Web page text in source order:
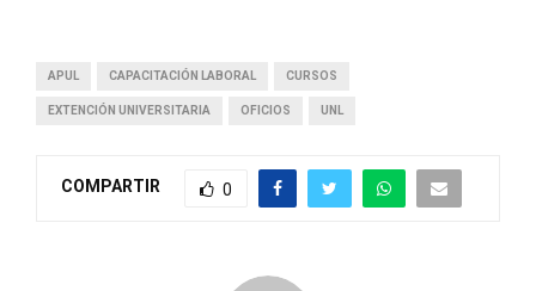
APUL CAPACITACIÓN LABORAL CURSOS
EXTENCIÓN UNIVERSITARIA OFICIOS UNL
COMPARTIR 0